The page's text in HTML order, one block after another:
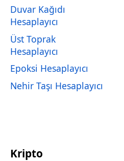
Duvar Kağıdı
Hesaplayıcı
Üst Toprak
Hesaplayıcı
Epoksi Hesaplayıcı
Nehir Taşı Hesaplayıcı
Kripto